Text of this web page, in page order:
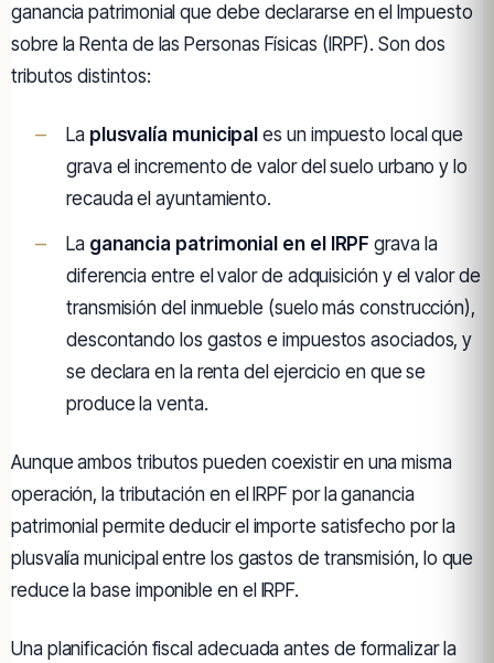
ganancia patrimonial que debe declararse en el Impuesto
sobre la Renta de las Personas Físicas (IRPF). Son dos
tributos distintos:
La plusvalía municipal es un impuesto local que
grava el incremento de valor del suelo urbano y lo
recauda el ayuntamiento.
La ganancia patrimonial en el IRPF grava la
diferencia entre el valor de adquisición y el valor de
transmisión del inmueble (suelo más construcción),
descontando los gastos e impuestos asociados, y
se declara en la renta del ejercicio en que se
produce la venta.
Aunque ambos tributos pueden coexistir en una misma
operación, la tributación en el IRPF por la ganancia
patrimonial permite deducir el importe satisfecho por la
plusvalía municipal entre los gastos de transmisión, lo que
reduce la base imponible en el IRPF.
Una planificación fiscal adecuada antes de formalizar la